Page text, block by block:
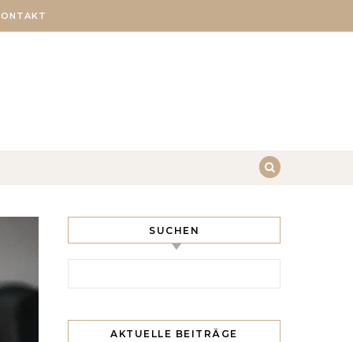
SUCHEN
AKTUELLE BEITRÄGE